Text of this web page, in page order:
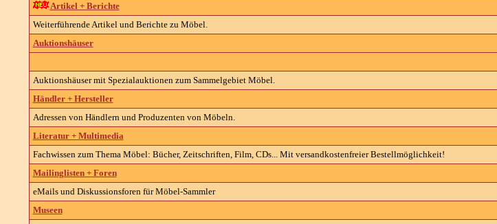
Artikel + Berichte
Weiterführende Artikel und Berichte zu Möbel.
Auktionshäuser
Auktionshäuser mit Spezialauktionen zum Sammelgebiet Möbel.
Händler + Hersteller
Adressen von Händlern und Produzenten von Möbeln.
Literatur + Multimedia
Fachwissen zum Thema Möbel: Bücher, Zeitschriften, Film, CDs... Mit versandkostenfreier Bestellmöglichkeit!
Mailinglisten + Foren
eMails und Diskussionsforen für Möbel-Sammler
Museen